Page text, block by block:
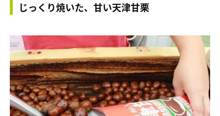
じっくり焼いた、甘い天津甘栗